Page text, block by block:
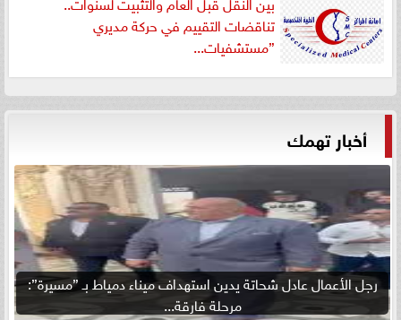
تناقضات التقييم في حركة مديري
”مستشفيات...
أخبار تهمك
رجل الأعمال عادل شحاتة يدين استهداف ميناء دمياط بـ ”مسيرة”:
مرحلة فارقة...